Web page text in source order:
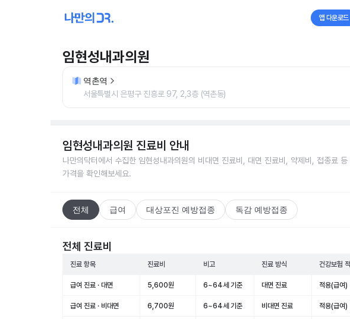
앱 다운로드
임현성내과의원
역촌역
서울특별시 은평구 진흥로 97, 2,3층 (역촌동)
임현성내과의원 진료비 안내
나만의닥터에서 수집한 임현성내과의원의 비대면 진료비, 대면 진료비, 약제비, 접종료 등
가격을 확인해보세요.
전체 급여 대상포진 예방접종 독감 예방접종
전체 진료비
진료 항목 진료비 비고 진료 방식 건강보험
급여 진료 · 대면 5,600원 6~64세 기준 대면 진료 적용(급여)
급여 진료 · 비대면 6,700원 6~64세 기준 비대면 진료 적용(급여)